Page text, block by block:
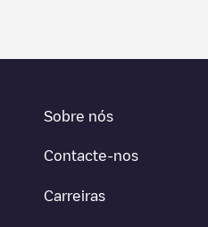
Sobre nós
Contacte-nos
Carreiras